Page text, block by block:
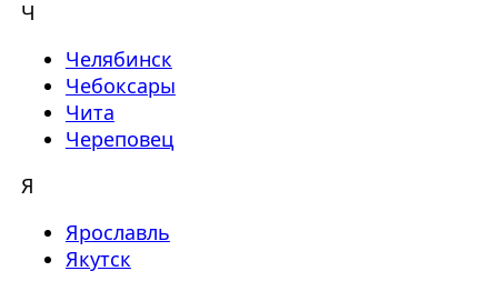
Ч
Челябинск
Чебоксары
Чита
Череповец
Я
Ярославль
Якутск